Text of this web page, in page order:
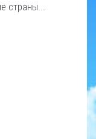
страны...